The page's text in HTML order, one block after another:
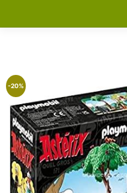
-20%